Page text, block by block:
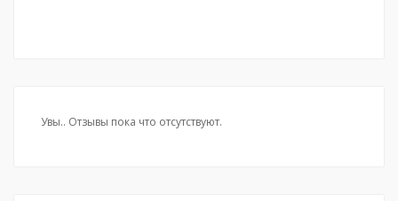
Увы.. Отзывы пока что отсутствуют.